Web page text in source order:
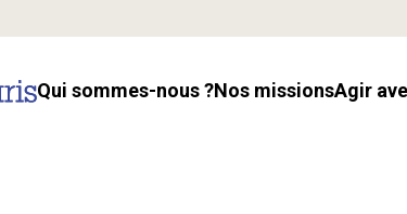
Qui sommes-nous ? Nos missions Agir